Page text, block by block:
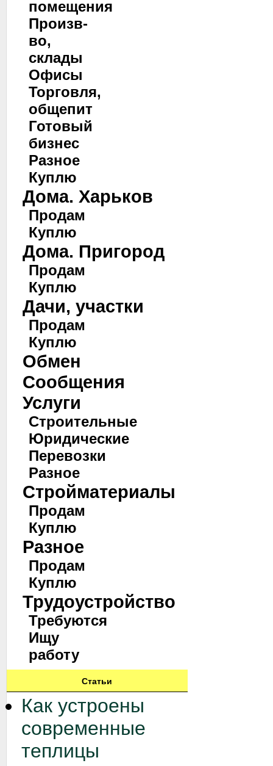
помещения
Произв-
во,
склады
Офисы
Торговля,
общепит
Готовый
бизнес
Разное
Куплю
Дома. Харьков
Продам
Куплю
Дома. Пригород
Продам
Куплю
Дачи, участки
Продам
Куплю
Обмен
Сообщения
Услуги
Строительные
Юридические
Перевозки
Разное
Стройматериалы
Продам
Куплю
Разное
Продам
Куплю
Трудоустройство
Требуются
Ищу
работу
Статьи
Как устроены
современные
теплицы